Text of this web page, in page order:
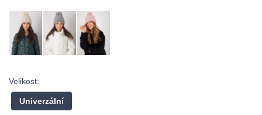
Velikost:
Univerzální